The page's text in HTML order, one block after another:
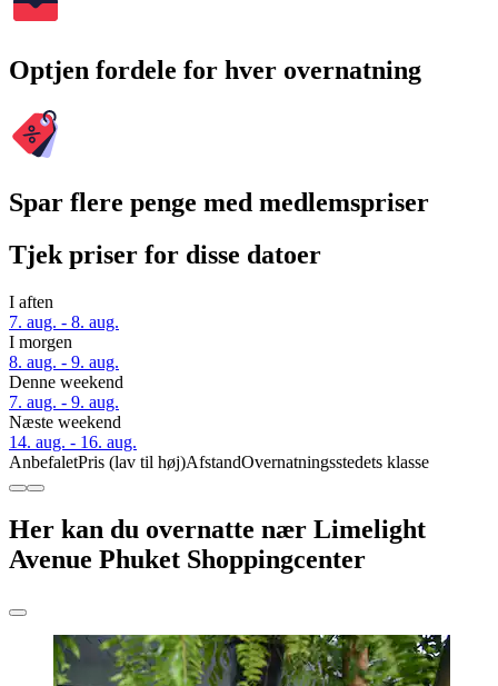
Optjen fordele for hver overnatning
Spar flere penge med medlemspriser
Tjek priser for disse datoer
I aften
7. aug. - 8. aug.
I morgen
8. aug. - 9. aug.
Denne weekend
7. aug. - 9. aug.
Næste weekend
14. aug. - 16. aug.
AnbefaletPris (lav til høj)AfstandOvernatningsstedets klasse
Her kan du overnatte nær Limelight
Avenue Phuket Shoppingcenter